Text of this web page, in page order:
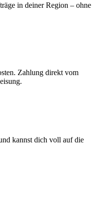
in deiner Region – ohne
Zahlung direkt vom
kannst dich voll auf die